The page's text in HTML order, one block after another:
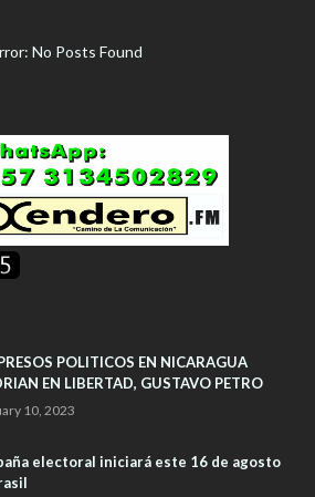
No Posts Found
POLITICOS EN NICARAGUA
EN LIBERTAD, GUSTAVO PETRO
10, 2023
electoral iniciará este 16 de agosto